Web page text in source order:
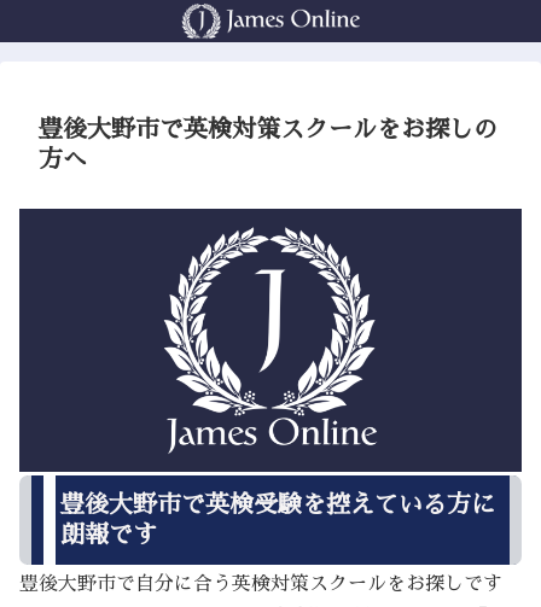
豊後大野市で英検対策スクールをお探しの
方へ
豊後大野市で英検受験を控えている方に
朗報です
豊後大野市で自分に合う英検対策スクールをお探しです